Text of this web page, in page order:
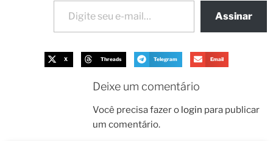
Assinar
X Threads Telegram Email
Deixe um comentário
Você precisa fazer o login para publicar
um comentário.